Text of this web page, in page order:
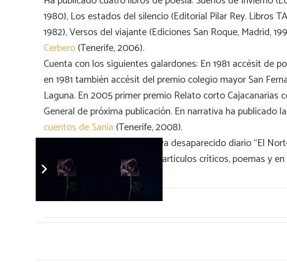
1980), Los estados del silencio (Editorial Pilar Rey. Libros
1982), Versos del viajante (Ediciones San Roque, Madrid,
Cerbero(Tenerife, 2006).
Cuenta con los siguientes galardones: En 1981 accésit de
en 1981 también accésit del premio colegio mayor San
Laguna. En 2005 primer premio Relato corto Cajacanarias
General de próxima publicación. En narrativa ha publicado
cuentos de Sania (Tenerife, 2008).
Dirigió la página literaria del ya desaparecido diario “El
revistas con breves ensayos, artículos críticos, poemas y
radiofónico o recital.